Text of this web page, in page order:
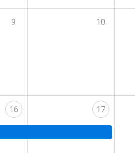
9 10
16 17